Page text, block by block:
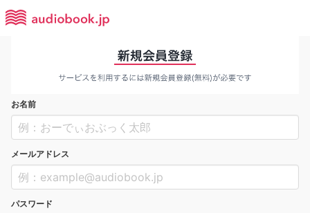
お名前
メールアドレス
パスワード